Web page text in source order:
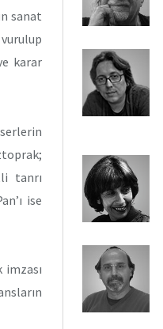
sanat
karar
tanrı
ise